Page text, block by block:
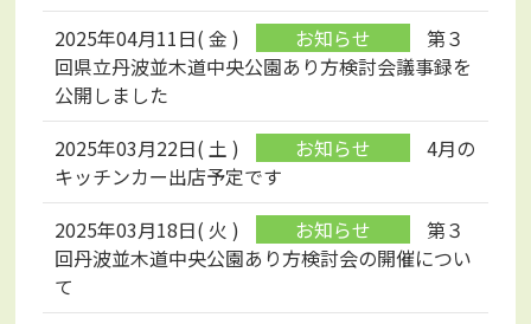
2025年04月11日( 金 )
第３
回県立丹波並木道中央公園あり方検討会議事録を
公開しました
2025年03月22日( 土 )
4月の
キッチンカー出店予定です
2025年03月18日( 火 )
第３
回丹波並木道中央公園あり方検討会の開催につい
て